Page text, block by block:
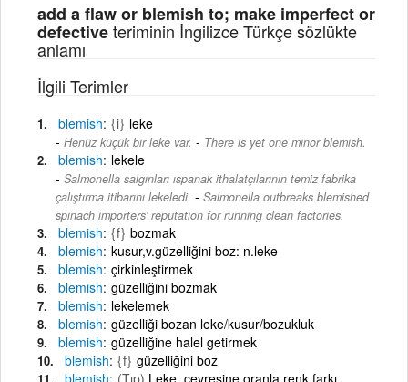
add a flaw or blemish to; make imperfect or
defectiveteriminin İngilizce Türkçe sözlükte
anlamı
İlgili Terimler
blemish {i} leke
Henüz küçük bir leke var. - There is yet one minor blemish.
blemish lekele
Salmonella salgınları ıspanak ithalatçılarının temiz fabrika
çalıştırma itibarını lekeledi. - Salmonella outbreaks blemished
spinach importers' reputation for running clean factories.
blemish {f} bozmak
blemish kusur,v.güzelliğini boz: n.leke
blemish çirkinleştirmek
blemish güzelliğini bozmak
blemish lekelemek
blemish güzelliği bozan leke/kusur/bozukluk
blemish güzelliğine halel getirmek
blemish {f} güzelliğini boz
blemish (Tıp) Leke, çevresine oranla renk farkı